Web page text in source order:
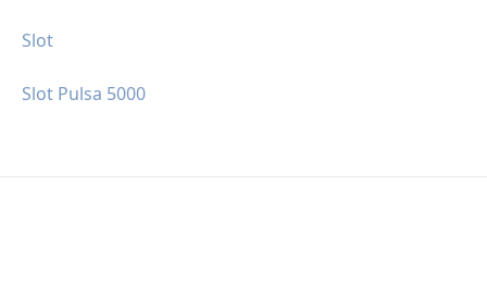
Slot
Slot Pulsa 5000